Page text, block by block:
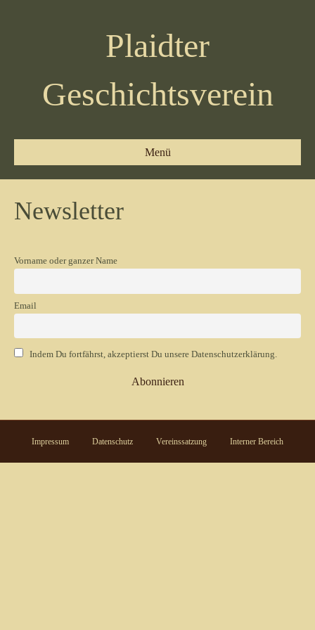
Plaidter
Geschichtsverein
Menü
Newsletter
Vorname oder ganzer Name
Email
Indem Du fortfährst, akzeptierst Du unsere Datenschutzerklärung.
Impressum Datenschutz Vereinssatzung Interner Bereich